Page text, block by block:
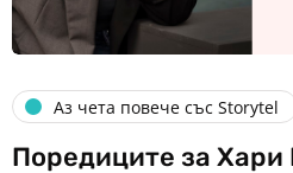
Аз чета повече със Storytel
Поредиците за Хари